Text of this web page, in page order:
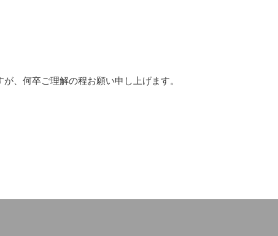
、何卒ご理解の程お願い申し上げます。